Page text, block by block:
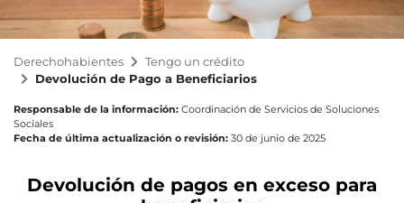
Derechohabientes
Tengo un crédito
Devolución de Pago a Beneficiarios
Responsable de la información: Coordinación de Servicios de Soluciones
Sociales
Fecha de última actualización o revisión: 30 de junio de 2025
Devolución de pagos en exceso para